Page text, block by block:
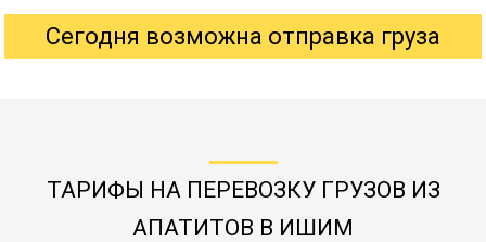
Сегодня возможна отправка груза
ТАРИФЫ НА ПЕРЕВОЗКУ ГРУЗОВ ИЗ
АПАТИТОВ В ИШИМ